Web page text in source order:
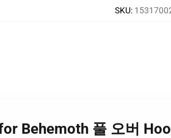
SKU:
Behemoth 풀 오버